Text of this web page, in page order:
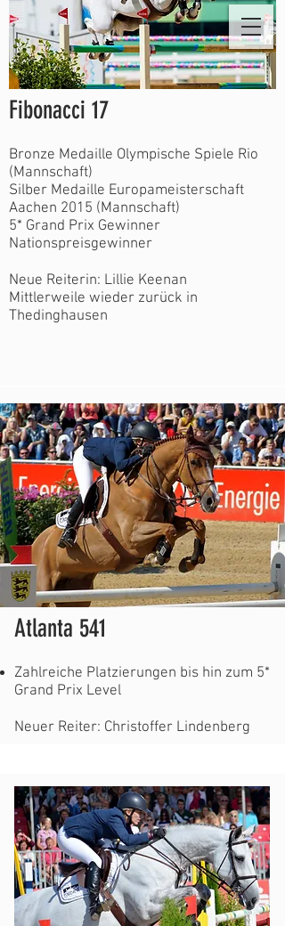
Fibonacci 17
Bronze Medaille Olympische Spiele Rio
(Mannschaft)
Silber Medaille Europameisterschaft
Aachen 2015 (Mannschaft)
5* Grand Prix Gewinner
Nationspreisgewinner
Neue Reiterin: Lillie Keenan
Mittlerweile wieder zurück in
Thedinghausen
Atlanta 541
Zahlreiche Platzierungen bis hin zum 5*
Grand Prix Level
Neuer Reiter: Christoffer Lindenberg